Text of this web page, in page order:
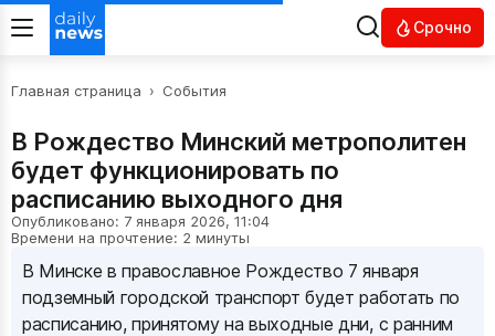
Срочно
Главная страница › События
В Рождество Минский метрополитен
будет функционировать по
расписанию выходного дня
Опубликовано: 7 января 2026, 11:04
Времени на прочтение: 2 минуты
В Минске в православное Рождество 7 января
подземный городской транспорт будет работать по
расписанию, принятому на выходные дни, с ранним